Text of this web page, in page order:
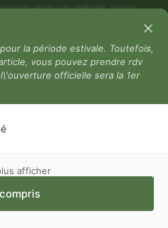
acquérir un article, vous
portable. Sinon
1er septembre. Merci
la période estivale. Toutefois,
vous pouvez prendre rdv
officielle sera la 1er
afficher